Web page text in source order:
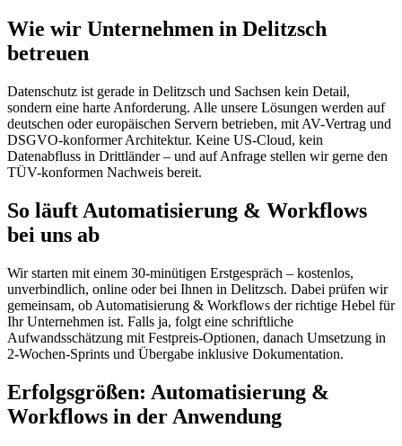
Wie wir Unternehmen in Delitzsch
betreuen
Datenschutz ist gerade in Delitzsch und Sachsen kein Detail,
sondern eine harte Anforderung. Alle unsere Lösungen werden auf
deutschen oder europäischen Servern betrieben, mit AV-Vertrag und
DSGVO-konformer Architektur. Keine US-Cloud, kein
Datenabfluss in Drittländer – und auf Anfrage stellen wir gerne den
TÜV-konformen Nachweis bereit.
So läuft Automatisierung & Workflows
bei uns ab
Wir starten mit einem 30-minütigen Erstgespräch – kostenlos,
unverbindlich, online oder bei Ihnen in Delitzsch. Dabei prüfen wir
gemeinsam, ob Automatisierung & Workflows der richtige Hebel für
Ihr Unternehmen ist. Falls ja, folgt eine schriftliche
Aufwandsschätzung mit Festpreis-Optionen, danach Umsetzung in
2-Wochen-Sprints und Übergabe inklusive Dokumentation.
Erfolgsgrößen: Automatisierung &
Workflows in der Anwendung